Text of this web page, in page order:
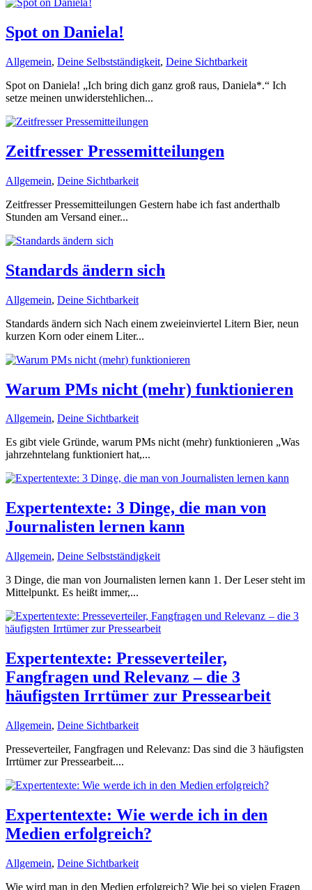
Spot on Daniela!
Allgemein, Deine Selbstständigkeit, Deine Sichtbarkeit
Spot on Daniela! „Ich bring dich ganz groß raus, Daniela*.“ Ich
setze meinen unwiderstehlichen...
Zeitfresser Pressemitteilungen
Allgemein, Deine Sichtbarkeit
Zeitfresser Pressemitteilungen Gestern habe ich fast anderthalb
Stunden am Versand einer...
Standards ändern sich
Allgemein, Deine Sichtbarkeit
Standards ändern sich Nach einem zweieinviertel Litern Bier, neun
kurzen Korn oder einem Liter...
Warum PMs nicht (mehr) funktionieren
Allgemein, Deine Sichtbarkeit
Es gibt viele Gründe, warum PMs nicht (mehr) funktionieren „Was
jahrzehntelang funktioniert hat,...
Expertentexte: 3 Dinge, die man von
Journalisten lernen kann
Allgemein, Deine Selbstständigkeit
3 Dinge, die man von Journalisten lernen kann 1. Der Leser steht im
Mittelpunkt. Es heißt immer,...
Expertentexte: Presseverteiler,
Fangfragen und Relevanz – die 3
häufigsten Irrtümer zur Pressearbeit
Allgemein, Deine Sichtbarkeit
Presseverteiler, Fangfragen und Relevanz: Das sind die 3 häufigsten
Irrtümer zur Pressearbeit....
Expertentexte: Wie werde ich in den
Medien erfolgreich?
Allgemein, Deine Sichtbarkeit
Wie wird man in den Medien erfolgreich? Wie bei so vielen Fragen